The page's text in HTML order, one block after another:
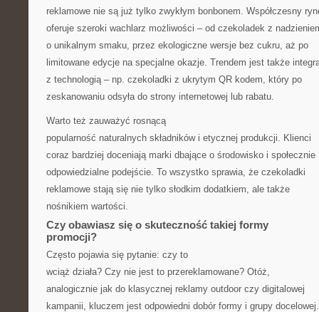
reklamowe nie są już tylko zwykłym bonbonem. Współczesny
oferuje szeroki wachlarz możliwości – od czekoladek z
o unikalnym smaku, przez ekologiczne wersje bez cukru, aż po
limitowane edycje na specjalne okazje. Trendem jest także
z technologią – np. czekoladki z ukrytym QR kodem, który po
zeskanowaniu odsyła do strony internetowej lub rabatu.
Warto też zauważyć rosnącą
popularność naturalnych składników i etycznej produkcji. Klienci
coraz bardziej doceniają marki dbające o środowisko i społecznie
odpowiedzialne podejście. To wszystko sprawia, że czekoladki
reklamowe stają się nie tylko słodkim dodatkiem, ale także
nośnikiem wartości.
Czy obawiasz się o skuteczność takiej formy
promocji?
Często pojawia się pytanie: czy to
wciąż działa? Czy nie jest to przereklamowane? Otóż,
analogicznie jak do klasycznej reklamy outdoor czy digitalowej
kampanii, kluczem jest odpowiedni dobór formy i grupy docelowej.